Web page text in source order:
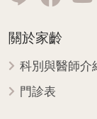
關於家齡
科別與醫師介
門診表